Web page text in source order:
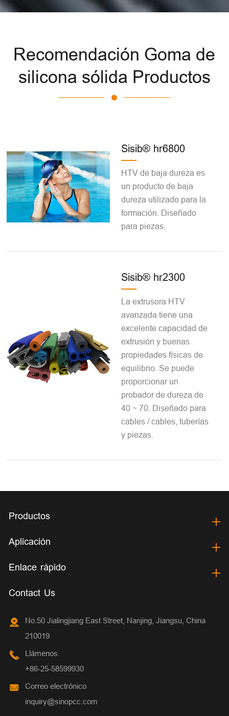
Recomendación Goma de
silicona sólida Productos
Sisib® hr6800
HTV de baja dureza es
un producto de baja
dureza utilizado para la
formación. Diseñado
para piezas.
Sisib® hr2300
La extrusora HTV
avanzada tiene una
excelente capacidad de
extrusión y buenas
propiedades físicas de
equilibrio. Se puede
proporcionar un
probador de dureza de
40 ~ 70. Diseñado para
cables / cables, tuberías
y piezas.
Productos
Aplicación
Enlace rápido
Contact Us
No.50 Jialingjiang East Street, Nanjing, Jiangsu, China
210019
Llámenos.
+86-25-58599930
Correo electrónico
inquiry@sinopcc.com